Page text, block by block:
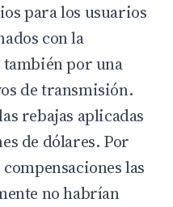
para los usuarios
con la
por una
de transmisión.
rebajas aplicadas
de dólares. Por
las
no habrían